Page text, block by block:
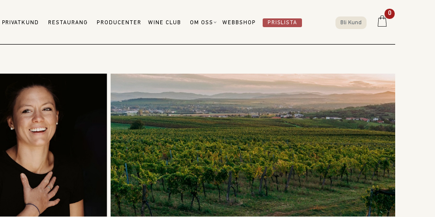
PRIVATKUND RESTAURANG PRODUCENTER WINE CLUB OM OSS WEBBSHOP PRISLISTA Bli Kund
0